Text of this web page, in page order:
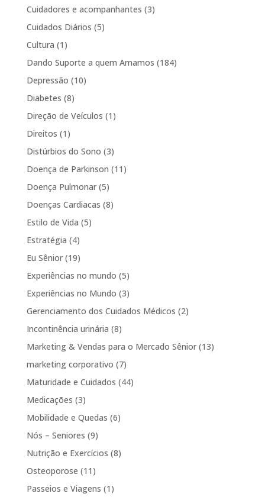
Cuidadores e acompanhantes (3)
Cuidados Diários (5)
Cultura (1)
Dando Suporte a quem Amamos (184)
Depressão (10)
Diabetes (8)
Direção de Veículos (1)
Direitos (1)
Distúrbios do Sono (3)
Doença de Parkinson (11)
Doença Pulmonar(5)
Doenças Cardiacas (8)
Estilo de Vida (5)
Estratégia (4)
Eu Sênior(19)
Experiências no mundo (5)
Experiências no Mundo (3)
Gerenciamento dos Cuidados Médicos (2)
Incontinência urinária (8)
Marketing & Vendas para o Mercado Sênior(13)
marketing corporativo (7)
Maturidade e Cuidados (44)
Medicações (3)
Mobilidade e Quedas (6)
Nós – Seniores (9)
Nutrição e Exercícios (8)
Osteoporose (11)
Passeios e Viagens (1)